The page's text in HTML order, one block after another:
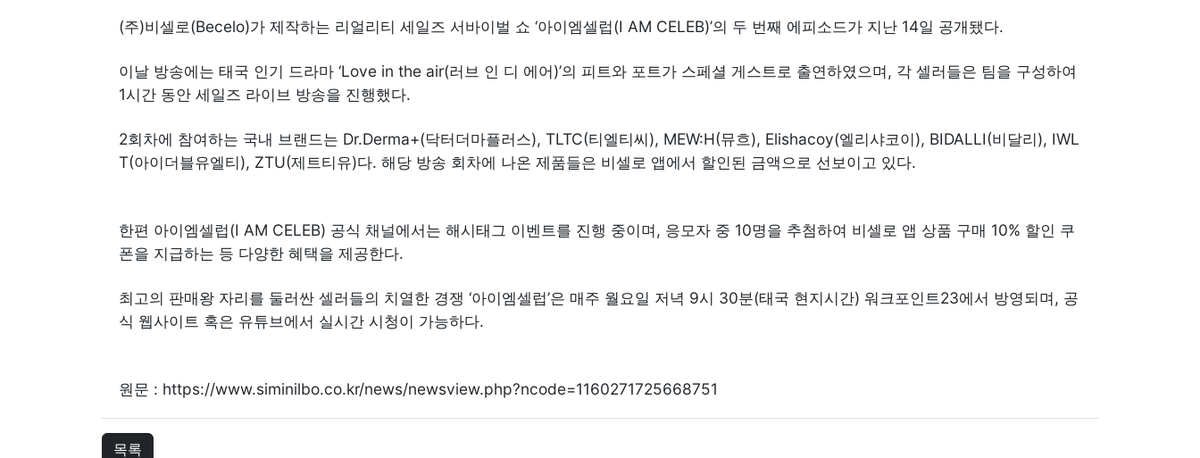
(주)비셀로(Becelo)가 제작하는 리얼리티 세일즈 서바이벌 쇼 ‘아이엠셀럽(I AM CELEB)’의 두 번째 에피소드가 지난 14일 공개됐다.
이날 방송에는 태국 인기 드라마 ‘Love in the air(러브 인 디 에어)’의 피트와 포트가 스페셜 게스트로 출연하였으며, 각 셀러들은 팀을 구성하여
1시간 동안 세일즈 라이브 방송을 진행했다.
2회차에 참여하는 국내 브랜드는 Dr.Derma+(닥터더마플러스), TLTC(티엘티씨), MEW:H(뮤흐), Elishacoy(엘리샤코이), BIDALLI(비달리), IWL
T(아이더블유엘티), ZTU(제트티유)다. 해당 방송 회차에 나온 제품들은 비셀로 앱에서 할인된 금액으로 선보이고 있다.
한편 아이엠셀럽(I AM CELEB) 공식 채널에서는 해시태그 이벤트를 진행 중이며, 응모자 중 10명을 추첨하여 비셀로 앱 상품 구매 10% 할인 쿠
폰을 지급하는 등 다양한 혜택을 제공한다.
최고의 판매왕 자리를 둘러싼 셀러들의 치열한 경쟁 ‘아이엠셀럽’은 매주 월요일 저녁 9시 30분(태국 현지시간) 워크포인트23에서 방영되며, 공
식 웹사이트 혹은 유튜브에서 실시간 시청이 가능하다.
원문 : https://www.siminilbo.co.kr/news/newsview.php?ncode=1160271725668751
목록